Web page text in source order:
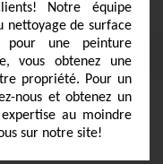
Notre équipe
nettoyage de surface
une peinture
vous obtenez une
propriété. Pour un
nous et obtenez un
au moindre
sur notre site!